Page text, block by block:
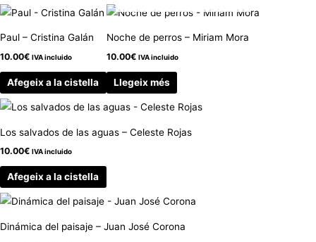
Paul – Cristina Galán
10.00€ IVA incluido
Afegeix a la cistella
Noche de perros – Miriam Mora
10.00€ IVA incluido
Llegeix més
Los salvados de las aguas – Celeste Rojas
10.00€ IVA incluido
Afegeix a la cistella
Dinámica del paisaje – Juan José Corona